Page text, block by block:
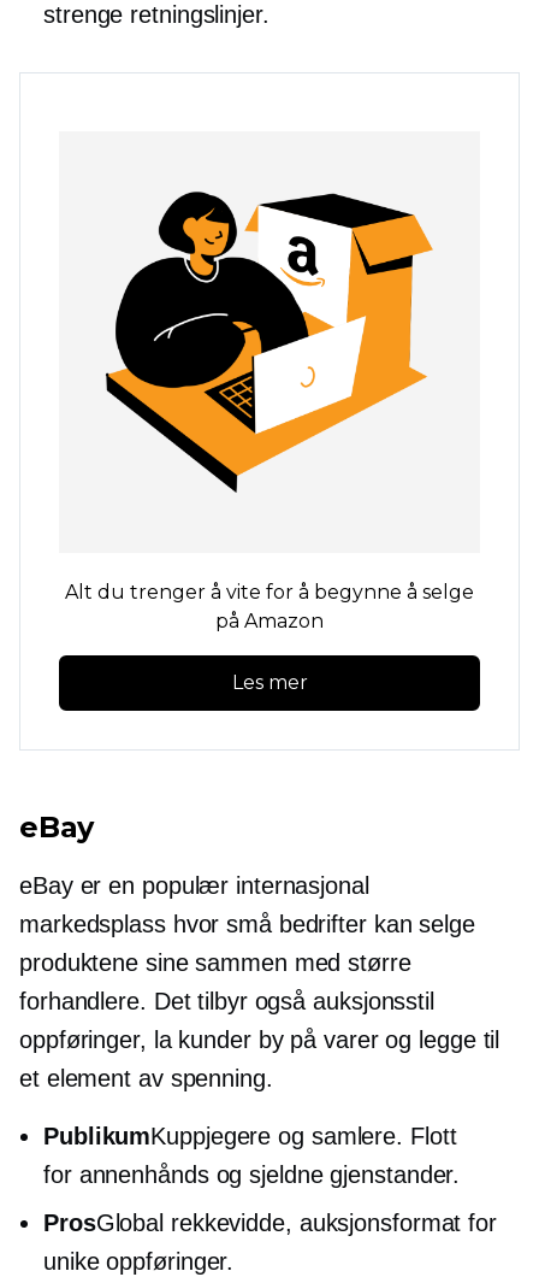
strenge retningslinjer.
Alt du trenger å vite for å begynne å selge
på Amazon
Les mer
eBay
eBay er en populær internasjonal
markedsplass hvor små bedrifter kan selge
produktene sine sammen med større
forhandlere. Det tilbyr ogsåauksjonsstil
oppføringer, la kunder by på varer og legge til
et element av spenning.
PublikumKuppjegere og samlere. Flott
for annenhåndsog sjeldne gjenstander.
ProsGlobal rekkevidde, auksjonsformat for
unike oppføringer.